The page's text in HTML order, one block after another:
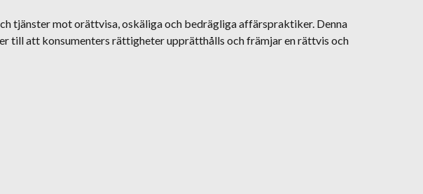
tjänster mot orättvisa, oskäliga och bedrägliga affärspraktiker. Denna
till att konsumenters rättigheter upprätthålls och främjar en rättvis och